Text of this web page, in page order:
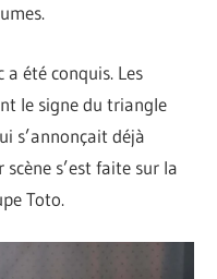
a été conquis. Les
le signe du triangle
s’annonçait déjà
s’est faite sur la
Toto.